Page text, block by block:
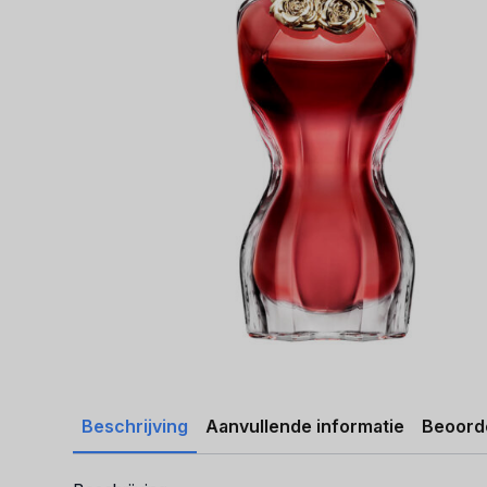
Beschrijving Aanvullende informatie